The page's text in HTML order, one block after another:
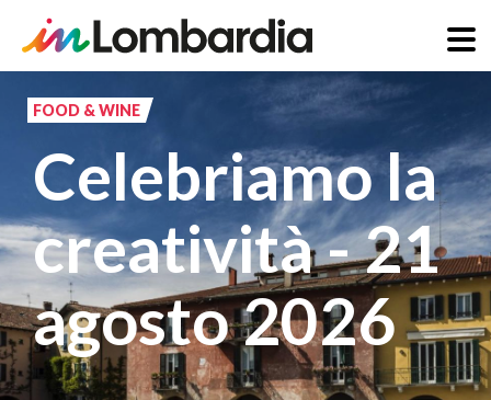
principale
FOOD & WINE
Celebriamo la
creatività - 21
agosto 2026